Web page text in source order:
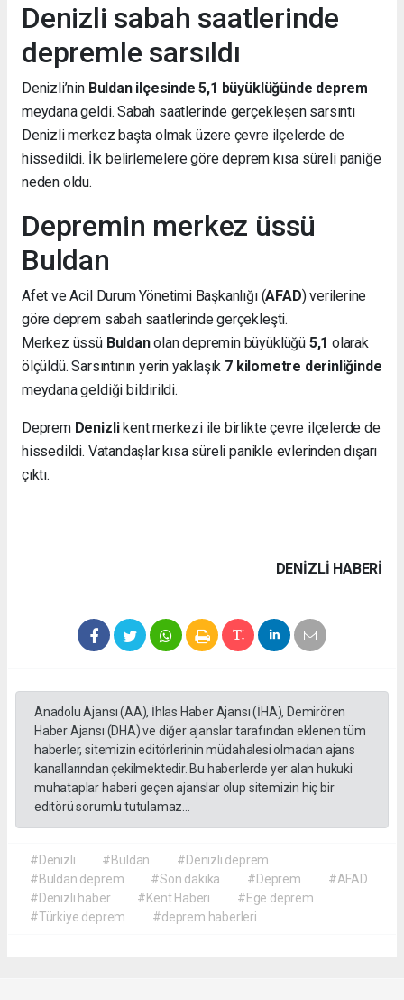
Denizli sabah saatlerinde
depremle sarsıldı
Denizli’nin Buldan ilçesinde 5,1 büyüklüğünde deprem
meydana geldi. Sabah saatlerinde gerçekleşen sarsıntı
Denizli merkez başta olmak üzere çevre ilçelerde de
hissedildi. İlk belirlemelere göre deprem kısa süreli paniğe
neden oldu.
Depremin merkez üssü
Buldan
Afet ve Acil Durum Yönetimi Başkanlığı (AFAD) verilerine
göre deprem sabah saatlerinde gerçekleşti.
Merkez üssü Buldanolan depremin büyüklüğü 5,1 olarak
ölçüldü. Sarsıntının yerin yaklaşık 7 kilometre derinliğinde
meydana geldiği bildirildi.
Deprem Denizlikent merkezi ile birlikte çevre ilçelerde de
hissedildi. Vatandaşlar kısa süreli panikle evlerinden dışarı
çıktı.
DENIZLI HABERİ
Anadolu Ajansı (AA), İhlas Haber Ajansı (İHA), Demirören
Haber Ajansı (DHA) ve diğer ajanslar tarafından eklenen tüm
haberler, sitemizin editörlerinin müdahalesi olmadan ajans
kanallarından çekilmektedir. Bu haberlerde yer alan hukuki
muhataplar haberi geçen ajanslar olup sitemizin hiç bir
editörü sorumlu tutulamaz...
#Denizli #Buldan
#Denizli deprem
#Buldan deprem
#Son dakika #Deprem
#AFAD
#Denizli haber
#Kent Haberi
#Ege deprem
#Türkiye deprem
#deprem haberleri